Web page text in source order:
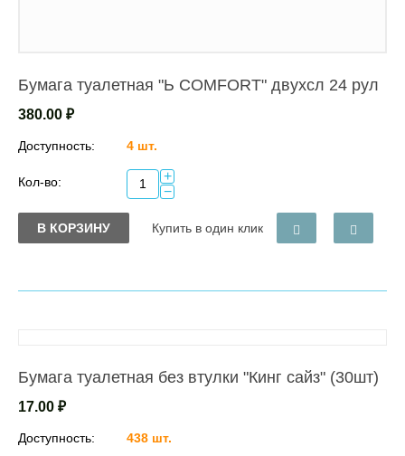
Бумага туалетная "Ь COMFORT" двухсл 24 рул
380.00 ₽
Доступность: 4 шт.
Кол-во:
+
−
В КОРЗИНУ Купить в один клик
Бумага туалетная без втулки "Кинг сайз" (30шт)
17.00 ₽
Доступность: 438 шт.